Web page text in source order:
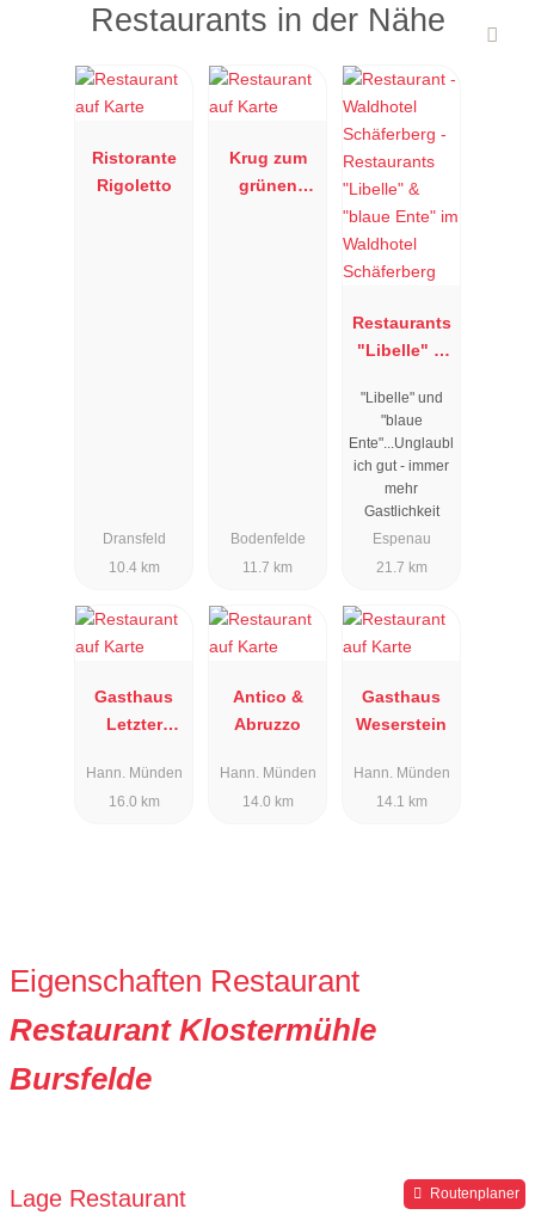
Restaurants in der Nähe
Ristorante
Rigoletto
Dransfeld
10.4 km
Krug zum
grünen
Bodenfelde
11.7 km
Restaurants
"Libelle" &
im Waldhotel
"Libelle" und
"blaue
Ente"...Unglaubl
ich gut - immer
mehr
Gastlichkeit
Espenau
21.7 km
Gasthaus
Letzter
Hann. Münden
16.0 km
Antico &
Abruzzo
Hann. Münden
14.0 km
Gasthaus
Weserstein
Hann. Münden
14.1 km
Eigenschaften Restaurant
Restaurant Klostermühle
Bursfelde
Lage Restaurant Routenplaner